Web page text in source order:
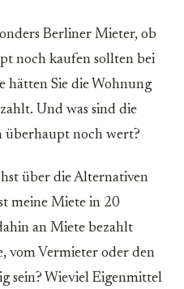
Berliner Mieter, ob
noch kaufen sollten bei
hätten Sie die Wohnung
Und was sind die
überhaupt noch wert?
über die Alternativen
meine Miete in 20
an Miete bezahlt
vom Vermieter oder den
sein? Wieviel Eigenmittel